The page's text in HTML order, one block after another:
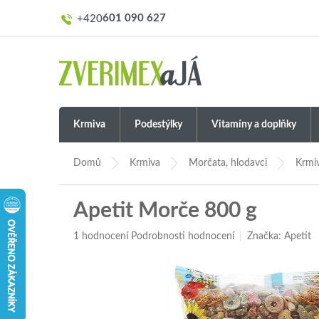
601 090 627
Krmiva Podestýlky Vitamíny a doplňky
Domů Krmiva Morčata, hlodavci
Apetit Morče 800 g
Průměrné
1 hodnocení Podrobnosti hodnocení Značka:Apetit